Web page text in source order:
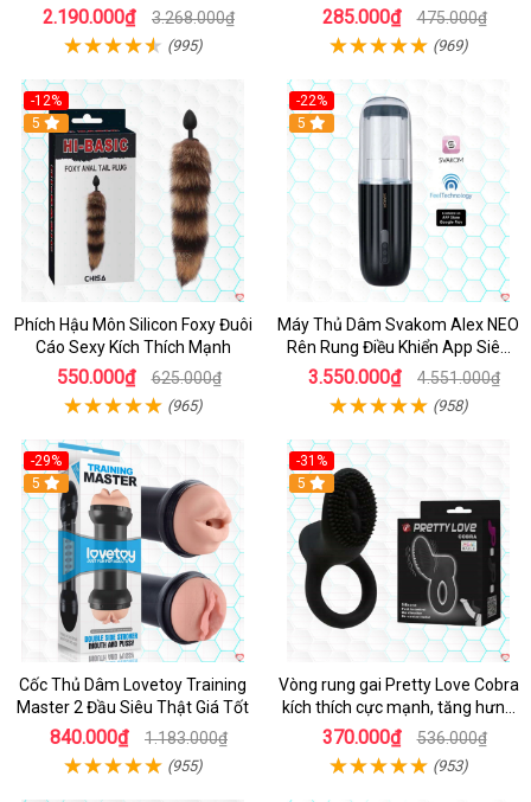
2.190.000₫ 3.268.000₫
(995)
Giá Tốt
285.000₫ 475.000₫
(969)
-12%
Hot
5
Phích Hậu Môn Silicon Foxy Đuôi
Cáo Sexy Kích Thích Mạnh
550.000₫ 625.000₫
(965)
-22%
5
Máy Thủ Dâm Svakom Alex NEO
Rên Rung Điều Khiển App Siêu
Phê
3.550.000₫ 4.551.000₫
(958)
-29%
Hot
5
Cốc Thủ Dâm Lovetoy Training
Master 2 Đầu Siêu Thật Giá Tốt
840.000₫ 1.183.000₫
(955)
-31%
5
Vòng rung gai Pretty Love Cobra
kích thích cực mạnh, tăng hưng
phấn
370.000₫ 536.000₫
(953)